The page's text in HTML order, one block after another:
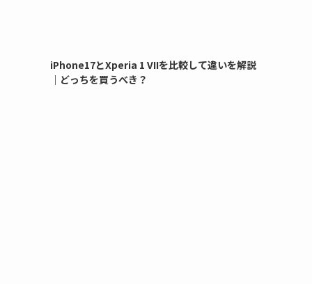
iPhone17とXperia 1 VIIを比較して違いを解説
｜どっちを買うべき？